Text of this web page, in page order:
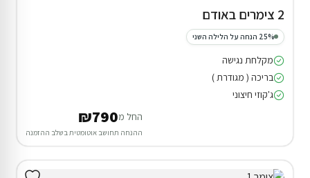
2 צימרים באודם
25% הנחה על הלילה השני
מקלחת נגישה
בריכה ( מגודרת )
ג'קוזי חיצוני
החל מ₪790
ההנחה תחושב אוטומטית בשלב ההזמנה